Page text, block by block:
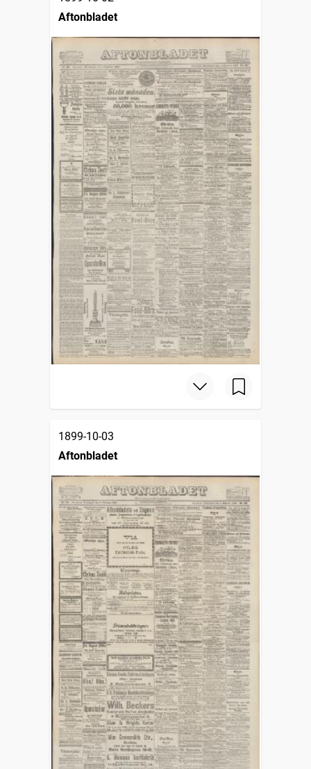
Aftonbladet
1899-10-03
Aftonbladet